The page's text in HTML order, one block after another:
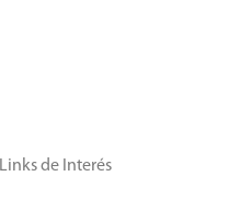
Links de Interés